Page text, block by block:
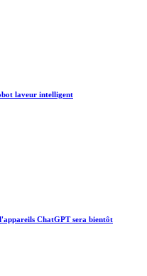
laveur intelligent
ChatGPT sera bientôt